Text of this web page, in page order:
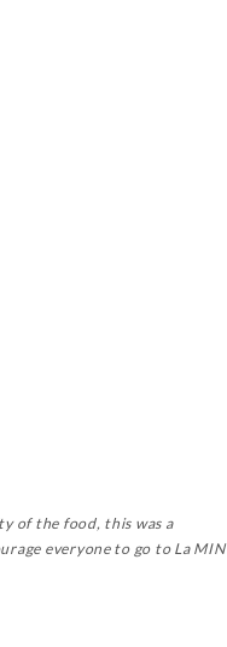
of the food, this was a
everyone to go to La MIN